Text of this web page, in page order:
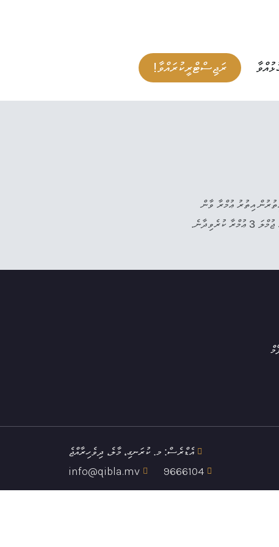
ރަޖިސްޓްރީކުރައްވާ!
އިތުރުން އިތުރު ޢުމްރާ ވާން
އެޑްރެސް: މ. ކުރަނގި، މާލެ، ދިވެހިރާއްޖެ
9666104
info@qibla.mv